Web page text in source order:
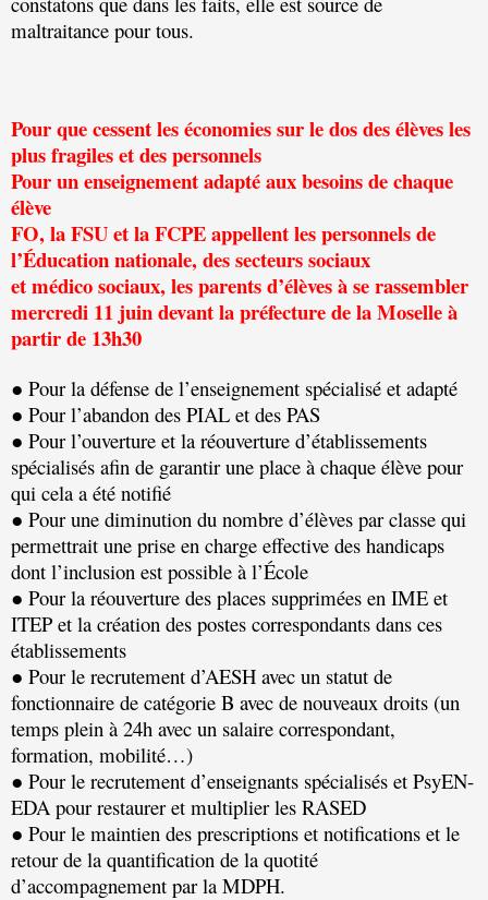
maltraitance pour tous.
Pour que cessent les économies sur le dos des élèves les
plus fragiles et des personnels
Pour un enseignement adapté aux besoins de chaque
élève
FO, la FSU et la FCPE appellent les personnels de
l’Éducation nationale, des secteurs sociaux
et médico sociaux, les parents d’élèves à se rassembler
mercredi 11 juin devant la préfecture de la Moselle à
partir de 13h30
● Pour la défense de l’enseignement spécialisé et adapté
● Pour l’abandon des PIAL et des PAS
● Pour l’ouverture et la réouverture d’établissements
spécialisés afin de garantir une place à chaque élève pour
qui cela a été notifié
● Pour une diminution du nombre d’élèves par classe qui
permettrait une prise en charge effective des handicaps
dont l’inclusion est possible à l’École
● Pour la réouverture des places supprimées en IME et
ITEP et la création des postes correspondants dans ces
établissements
● Pour le recrutement d’AESH avec un statut de
fonctionnaire de catégorie B avec de nouveaux droits (un
temps plein à 24h avec un salaire correspondant,
formation, mobilité…)
● Pour le recrutement d’enseignants spécialisés et PsyEN-
EDA pour restaurer et multiplier les RASED
● Pour le maintien des prescriptions et notifications et le
retour de la quantification de la quotité
d’accompagnement par la MDPH.